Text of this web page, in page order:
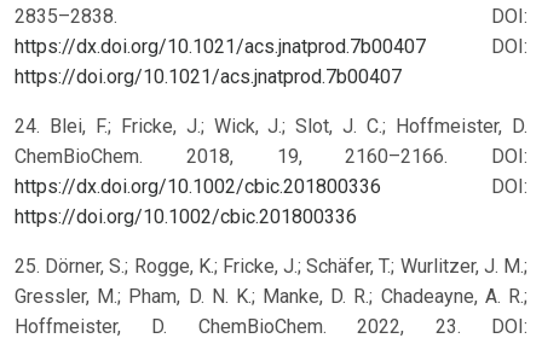
2835–2838. DOI:
https://dx.doi.org/10.1021/acs.jnatprod.7b00407
DOI:
https://doi.org/10.1021/acs.jnatprod.7b00407
24. Blei, F.; Fricke, J.; Wick, J.; Slot, J. C.; Hoffmeister, D.
ChemBioChem. 2018, 19, 2160–2166. DOI:
https://dx.doi.org/10.1002/cbic.201800336
DOI:
https://doi.org/10.1002/cbic.201800336
25. Dörner, S.; Rogge, K.; Fricke, J.; Schäfer, T.; Wurlitzer, J. M.;
Gressler, M.; Pham, D. N. K.; Manke, D. R.; Chadeayne, A. R.;
Hoffmeister, D. ChemBioChem. 2022, 23. DOI: